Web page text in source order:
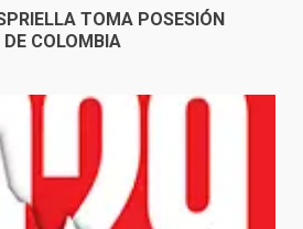
TOMA POSESIÓN
COLOMBIA